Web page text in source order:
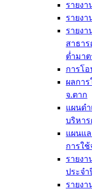
รายงา
รายง
รายงา
สาธา
ต่ำมา
การโ
ผลการ
จ.ตาก
แผนดำ
บริหา
แผนแ
การใ
รายง
ประจำ
รายง